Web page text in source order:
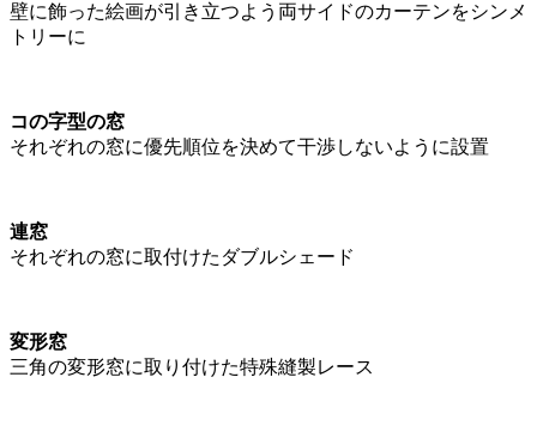
壁に飾った絵画が引き立つよう両サイドのカーテンをシンメ
トリーに
コの字型の窓
それぞれの窓に優先順位を決めて干渉しないように設置
連窓
それぞれの窓に取付けたダブルシェード
変形窓
三角の変形窓に取り付けた特殊縫製レース